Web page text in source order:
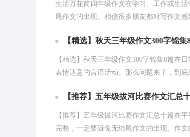
生活万花筒四年级作文在学习、工作或生
尾作文的出现。相信很多朋友都对写作文
【精选】秋天三年级作文300字锦集
【精选】秋天三年级作文300字锦集8篇在
表情达意的言语活动。那么问题来了，到
【推荐】五年级拔河比赛作文汇总
【推荐】五年级拔河比赛作文汇总十篇在
完整，一定要避免无结尾作文的出现。作